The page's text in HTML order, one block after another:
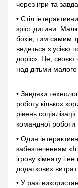
через ігри та
• Стіл
зріст дитини.
боків, тим самим
ведеться з усією
доріс». Це, своєю
над дітьми малого
• Завдяки
роботу кількох
рівень
командної роботи
• Один
забезпеченням
ігрову кімнату і
додаткових витрат.
• У разі